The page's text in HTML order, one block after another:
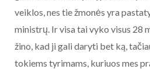
veiklos, nes tie žmonės yra
ministrų. Ir visa tai vyko visus 28
žino, kad ji gali daryti bet ką,
tokiems tyrimams, kuriuos mes